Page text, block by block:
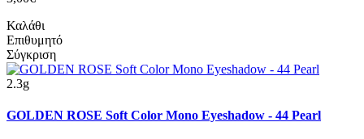
Καλάθι
Επιθυμητό
Σύγκριση
2.3g
GOLDEN ROSE Soft Color Mono Eyeshadow - 44 Pearl